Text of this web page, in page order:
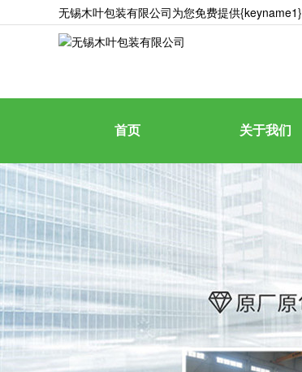
无锡木叶包装有限公司为您免费提供{keyname1}
首页 关于我们